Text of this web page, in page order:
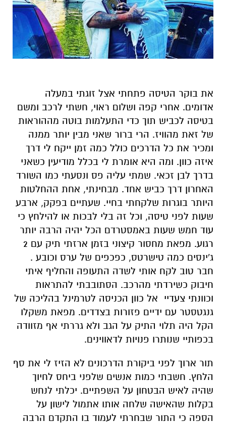
את בוקר הטיסה פתחתי אצל זוגתי במעלה
אדומים. אחרי קפה ושלום ראוי, חשתי לרכב ומשם
בטיסה לכביש תוך כדי התעלמות בוטה מההוראות
של זאת מהוויז. הרי ברור שאני מבין יותר ממנה
ומכיר את כל הדרכים כולל כמה זמן ייקח לי דרך
איזה כוון. ומה היא אומרת לי בכלל מודיעין כשאני
בדרך לבן זכאי. שמתי עליה פס ונסעתי כמו השורד
האחרון דרך כביש אחד. מבחינתי, אחת ההחלטות
היותר בוגרות שלקחתי בחיי. שעתיים בפקק, ארבע
שעות לפני טיסה, וכל זה בלי לבכות או להילחץ כי
עוד חמש שעות באמסטרדם הכל יהיה הרבה יותר
רגוע. מפאת מחסור קיצוני בזמן ארזתי תיק עם 2
ג'ינסים כמה טישרטס, כפכפים של ערס וכובע .
חבר טוב לקח אותי לשדה התעופה והחליף איתי
חיבוק כשירדתי מהרכב. הסתובבתי להתראות
וכוונתי צעדיי אל כוון הכניסה לטרמינל בהליכה של
גנגטסטר עם ידיים פזורות בצדדים. מפאת משקלו
הקל היה תלוי התיק על הגב ולא גררתי אף מזוודה
בכפותיי שנותרו פנויות לדאווינים.
תור ארוך לפני ביקורת הדרכונים לא הזיז לי את סף
הלחץ. חשבתי כמות אנשים שלפני ביחס לחיוך
שהיה לאיש הבטחון על השפתיים. יכלתי לנחש
בקלות שהאישה שלחה אותו אתמול לישון על
הספה כי התור שבחרתי לעמוד בו התקדם הרבה